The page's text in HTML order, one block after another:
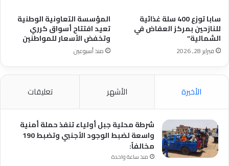
سابا توزع 400 سلة غذائية
للنازحين بمركز العفاض في
الشمالية”
فبراير 28, 2026
المؤسسة التعاونية الوطنية
تعيد افتتاح أسواق كرري
وتخفض الأسعار للمواطنين
منذ أسبوعين
الأخيرة الأشهر تعليقات
شرطة محلية جبل أولياء تنفذ حملة أمنية
واسعة لضبط الوجود الأجنبي وتضبط 190
مخالفاً:
منذ ساعة واحدة